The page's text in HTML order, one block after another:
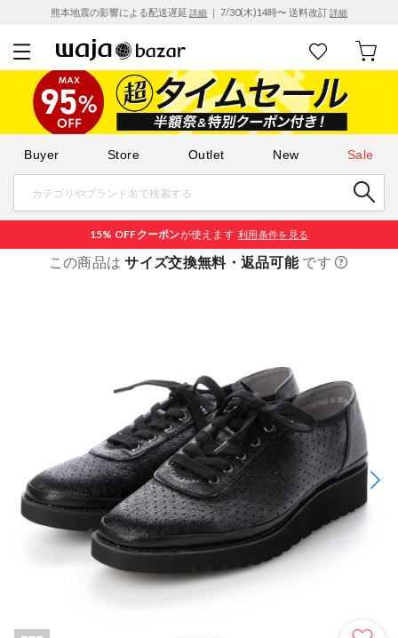
熊本地震の影響による配送遅延 詳細 ｜ 7/30(木)14時〜 送料改訂詳細
Buyer Store Outlet New Sale
15% OFFクーポンが使えます 利用条件を見る
この商品はサイズ交換無料・返品可能です